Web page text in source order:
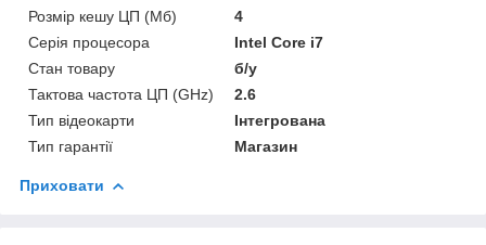
Розмір кешу ЦП (Мб)
4
Серія процесора
Intel Core i7
Стан товару
б/у
Тактова частота ЦП (GHz)
2.6
Тип відеокарти
Інтегрована
Тип гарантії
Магазин
Приховати